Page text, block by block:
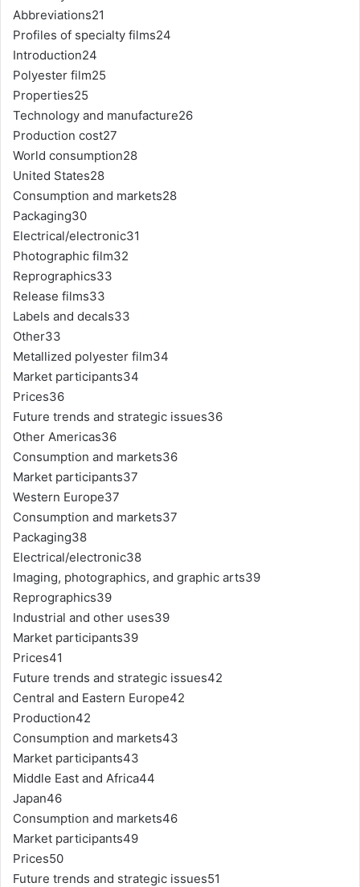
Abbreviations21
Profiles of specialty films24
Introduction24
Polyester film25
Properties25
Technology and manufacture26
Production cost27
World consumption28
United States28
Consumption and markets28
Packaging30
Electrical/electronic31
Photographic film32
Reprographics33
Release films33
Labels and decals33
Other33
Metallized polyester film34
Market participants34
Prices36
Future trends and strategic issues36
Other Americas36
Consumption and markets36
Market participants37
Western Europe37
Consumption and markets37
Packaging38
Electrical/electronic38
Imaging, photographics, and graphic arts39
Reprographics39
Industrial and other uses39
Market participants39
Prices41
Future trends and strategic issues42
Central and Eastern Europe42
Production42
Consumption and markets43
Market participants43
Middle East and Africa44
Japan46
Consumption and markets46
Market participants49
Prices50
Future trends and strategic issues51